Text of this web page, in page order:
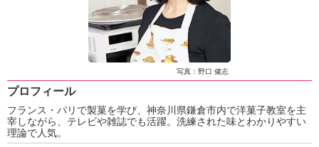
エ
デ
ュ
ケ
ー
シ
ナ
ル
「
写真：野口 健志
プロフィール
フランス・パリで製菓を学び、神奈川県鎌倉市内で洋菓子教室を主
宰しながら、テレビや雑誌でも活躍。洗練された味とわかりやすい
理論で人気。